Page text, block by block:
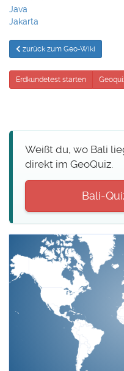
Java
Jakarta
zurück zum Geo-Wiki
Erdkundetest starten
Weißt du, wo Bali
direkt im GeoQuiz.
Bali-